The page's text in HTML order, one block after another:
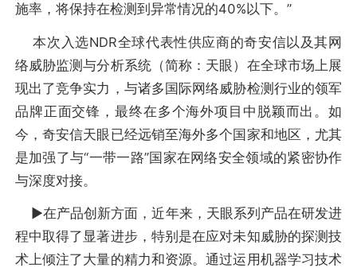
施率，将保持在检测到异常情况的40%以下。”
本次入选NDR全球代表性供应商的奇安信以及其网
络威胁监测与分析系统（简称：天眼）在全球市场上展
现出了竞争实力，与诸多国际网络威胁检测行业的领军
品牌正面交锋，最终在多个海外项目中脱颖而出。如
今，奇安信天眼已经远销至海外多个国家和地区，尤其
是加强了与“一带一路”国家在网络安全领域的紧密协作
与深度对接。
▶︎在产品创新方面，近年来，天眼系列产品在研发进
程中取得了显著进步，特别是在应对未知威胁的探测技
术上倾注了大量的精力和资源。通过运用机器学习技术